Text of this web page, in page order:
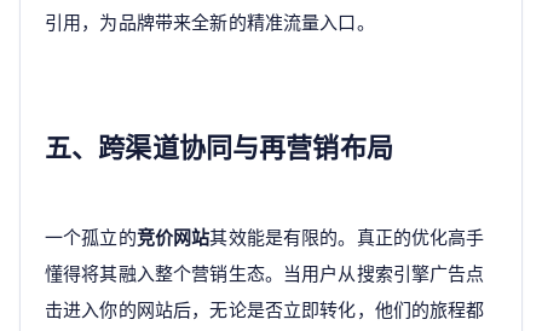
引用，为品牌带来全新的精准流量入口。
五、跨渠道协同与再营销布局
一个孤立的竞价网站其效能是有限的。真正的优化高手
懂得将其融入整个营销生态。当用户从搜索引擎广告点
击进入你的网站后，无论是否立即转化，他们的旅程都